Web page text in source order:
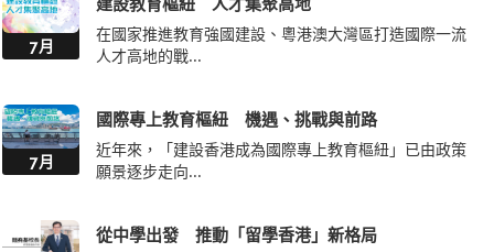
7月
在國家推進教育強國建設、粵港澳大灣區打造國際一流
人才高地的戰...
7月
國際專上教育樞紐 機遇、挑戰與前路
近年來，「建設香港成為國際專上教育樞紐」已由政策
願景逐步走向...
從中學出發 推動「留學香港」新格局